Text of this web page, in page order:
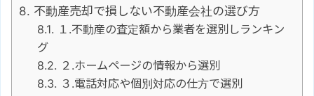
不動産売却で損しない不動産会社の選び方
１.不動産の査定額から業者を選別しランキン
グ
２.ホームページの情報から選別
３.電話対応や個別対応の仕方で選別